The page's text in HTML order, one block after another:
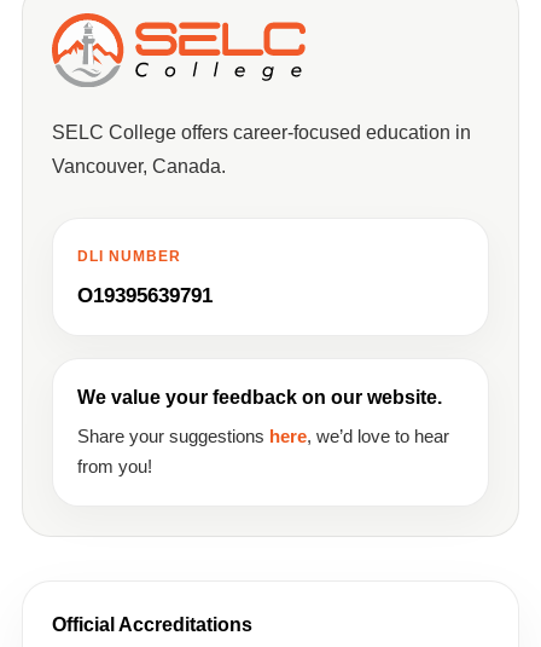
SELC College offers career-focused education in
Vancouver, Canada.
DLI NUMBER
O19395639791
We value your feedback on our website.
Share your suggestions here, we’d love to hear
from you!
Official Accreditations